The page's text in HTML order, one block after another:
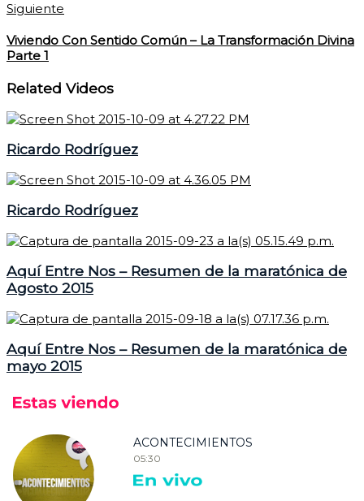
Siguiente
Viviendo Con Sentido Común – La Transformación Divina
Parte 1
Related Videos
Ricardo Rodríguez
Ricardo Rodríguez
Aquí Entre Nos – Resumen de la maratónica de
Agosto 2015
Aquí Entre Nos – Resumen de la maratónica de
mayo 2015